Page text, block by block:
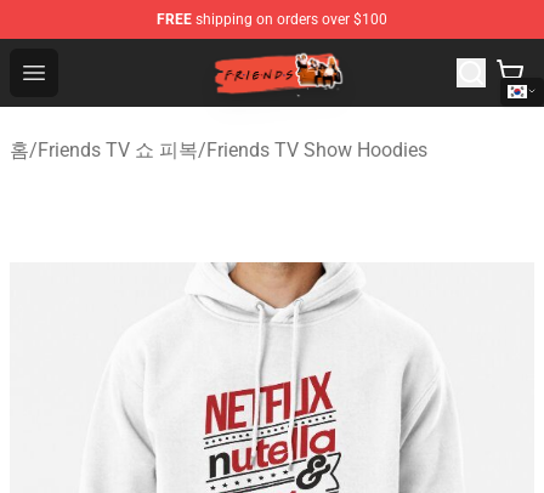
FREE shipping on orders over $100
Open menu
Friends Store - Official Friends Merchandise Shop
홈/Friends TV 쇼 피복/Friends TV Show Hoodies